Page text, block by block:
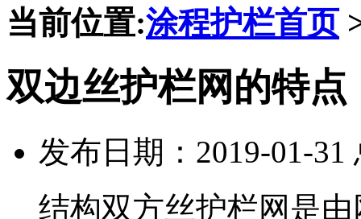
当前位置:涂程护栏首页
双边丝护栏网的特点
发布日期：2019-01-31
结构双方丝护栏网是由